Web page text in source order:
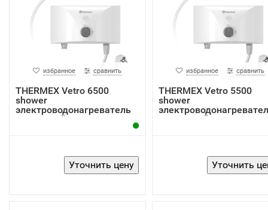
избранное сравнить
THERMEX Vetro 6500
shower
электроводонагреватель
проточный
избранное сравнить
THERMEX Vetro 5500
shower
проточный